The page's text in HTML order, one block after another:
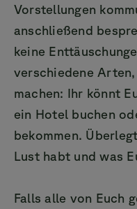
Vorstellungen
anschließend
keine
verschiedene
machen: Ihr könnt
ein Hotel buchen
bekommen.
Lust habt und was
Falls alle von Euch